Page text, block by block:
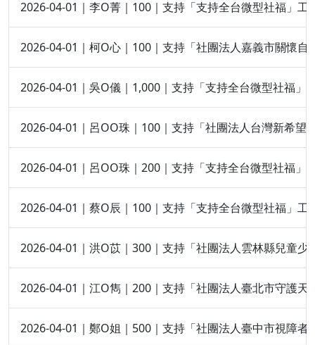
2026-04-01｜李O菁｜100｜支持「支持全台微型社福」工
2026-04-01｜柯O心｜100｜支持「社團法人嘉義市關懷自
2026-04-01｜吳O儀｜1,000｜支持「支持全台微型社福」
2026-04-01｜呂OO珠｜100｜支持「社團法人台灣新希望
2026-04-01｜呂OO珠｜200｜支持「支持全台微型社福」
2026-04-01｜蔡O辰｜100｜支持「支持全台微型社福」工
2026-04-01｜洪O苡｜300｜支持「社團法人雲林縣兒童少
2026-04-01｜江O雋｜200｜支持「社團法人臺北市守護天
2026-04-01｜鄭O姐｜500｜支持「社團法人臺中市視障者